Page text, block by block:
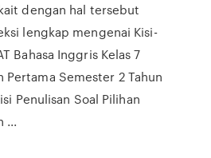
dengan hal tersebut
lengkap mengenai Kisi-
Bahasa Inggris Kelas 7
Pertama Semester 2 Tahun
Penulisan Soal Pilihan
...